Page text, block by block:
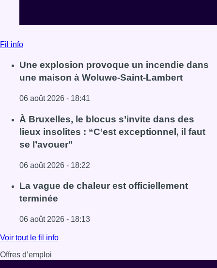
Fil info
Une explosion provoque un incendie dans
une maison à Woluwe-Saint-Lambert
06 août 2026 - 18:41
Lire l'article Une explosion provoque un incendie dans
À Bruxelles, le blocus s’invite dans des
lieux insolites : “C’est exceptionnel, il faut
se l’avouer”
06 août 2026 - 18:22
Lire l'article À Bruxelles, le blocus s’invite dans des lieux
La vague de chaleur est officiellement
terminée
06 août 2026 - 18:13
Lire l'article La vague de chaleur est officiellement
Voir tout le fil info
Offres d’emploi